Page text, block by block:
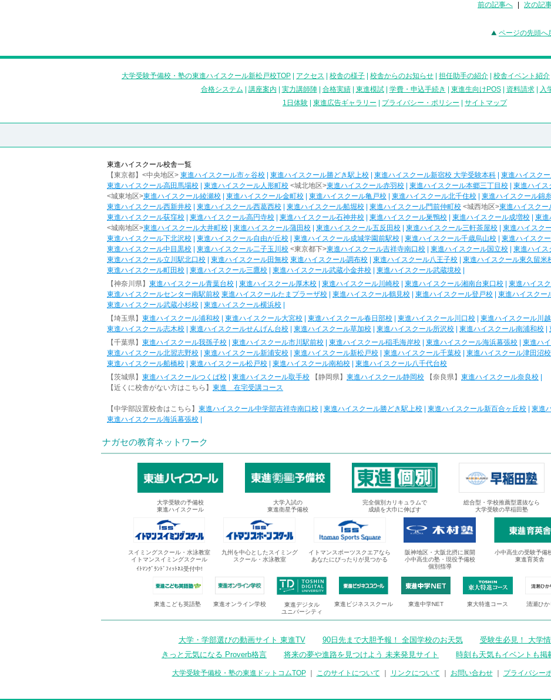
前の記事へ 次の記
ページの先頭へ
大学受験予備校・塾の東進ハイスクール新松戸校TOP アクセス 校舎の様子 校舎からのお知らせ 担任助手の紹介 校舎イベント紹介
合格システム
講座案内 実力講師陣| 合格実績| 東進模試| 学費・申込手続き 東進生向けPOS| 資料請求|
入
1日体験
東進広告ギャラリー プライバシー・ポリシー サイトマップ
東進ハイスクール校舎一覧
【東京都】<中央地区> 東進ハイスクール市ヶ谷校 東進ハイスクール勝どき駅上校 東進ハイスクール新宿校 大学受験本科 東進ハイスク
東進ハイスクール高田馬場校
東進ハイスクール人形町校 <城北地区>東進ハイスクール赤羽校 東進ハイスクール本郷三丁目校
東進ハイス
<城東地区>東進ハイスクール綾瀬校 東進ハイスクール金町校 東進ハイスクール亀戸校 東進ハイスクール北千住校 東進ハイスクール錦
東進ハイスクール西新井校
東進ハイスクール西葛西校 東進ハイスクール船堀校 東進ハイスクール門前仲町校 <城西地区>東進ハイスクー
東進ハイスクール荻窪校
東進ハイスクール高円寺校 東進ハイスクール石神井校 東進ハイスクール巣鴨校 東進ハイスクール成増校
東進
<城南地区>東進ハイスクール大井町校 東進ハイスクール蒲田校 東進ハイスクール五反田校 東進ハイスクール三軒茶屋校 東進ハイスク
東進ハイスクール下北沢校
東進ハイスクール自由が丘校 東進ハイスクール成城学園前駅校 東進ハイスクール千歳烏山校
東進ハイスク
東進ハイスクール中目黒校
東進ハイスクール二子玉川校 <東京都下>東進ハイスクール吉祥寺南口校 東進ハイスクール国立校 東進ハイス
東進ハイスクール立川駅北口校
東進ハイスクール田無校 東進ハイスクール調布校 東進ハイスクール八王子校 東進ハイスクール東久留米
東進ハイスクール町田校
東進ハイスクール三鷹校 東進ハイスクール武蔵小金井校 東進ハイスクール武蔵境校
【神奈川県】 東進ハイスクール青葉台校 東進ハイスクール厚木校 東進ハイスクール川崎校 東進ハイスクール湘南台東口校 東進ハイス
東進ハイスクールセンター南駅前校 東進ハイスクールたまプラーザ校 東進ハイスクール鶴見校 東進ハイスクール登戸校 東進ハイスクー
東進ハイスクール武蔵小杉校
東進ハイスクール横浜校
【埼玉県】 東進ハイスクール浦和校 東進ハイスクール大宮校 東進ハイスクール春日部校 東進ハイスクール川口校 東進ハイスクール川
東進ハイスクール志木校
東進ハイスクールせんげん台校 東進ハイスクール草加校 東進ハイスクール所沢校 東進ハイスクール南浦和校
【千葉県】 東進ハイスクール我孫子校 東進ハイスクール市川駅前校 東進ハイスクール稲毛海岸校 東進ハイスクール海浜幕張校 東進ハ
東進ハイスクール北習志野校
東進ハイスクール新浦安校 東進ハイスクール新松戸校 東進ハイスクール千葉校 東進ハイスクール津田沼校
東進ハイスクール船橋校
東進ハイスクール松戸校 東進ハイスクール南柏校
東進ハイスクール八千代台校
【茨城県】 東進ハイスクールつくば校 東進ハイスクール取手校 【静岡県】 東進ハイスクール静岡校 【奈良県】 東進ハイスクール奈良校
【近くに校舎がない方はこちら】 東進 在宅受講コース
【中学部設置校舎はこちら】 東進ハイスクール中学部吉祥寺南口校 東進ハイスクール勝どき駅上校 東進ハイスクール新百合ヶ丘校 東進
東進ハイスクール海浜幕張校
ナガセの教育ネットワーク
大学受験の予備校
東進ハイスクール
大学入試の
東進衛星予備校
完全個別カリキュラムで
成績を大巾に伸ばす
総合型・学校推薦型選抜なら
大学受験の早稲田塾
スイミングスクール・水泳教室
イトマンスイミングスクール
ｲﾄﾏﾝｸﾞﾗﾝﾄﾞﾌｨｯﾄﾈｽ受付中!
九州を中心としたスイミング
スクール・水泳教室
イトマンスポーツスクエアなら
あなたにぴったりが見つかる
阪神地区・大阪北摂に展開
小中高生の塾・現役予備校
個別指導
小中高生の受験予備
東進育英舎
東進こども英語塾 東進オンライン学校
東進デジタル
ユニバーシティ
東進ビジネススクール 東進中学NET 東大特進コース 清瀬ひか
大学・学部選びの動画サイト 東進TV 90日先まで大胆予報！ 全国学校のお天気
受験生必見！ 大学
きっと元気になる Proverb格言
将来の夢や進路を見つけよう 未来発見サイト 時刻も天気もイベントも掲
大学受験予備校・塾の東進ドットコムTOP｜ このサイトについて リンクについて お問い合わせ｜ プライバシー